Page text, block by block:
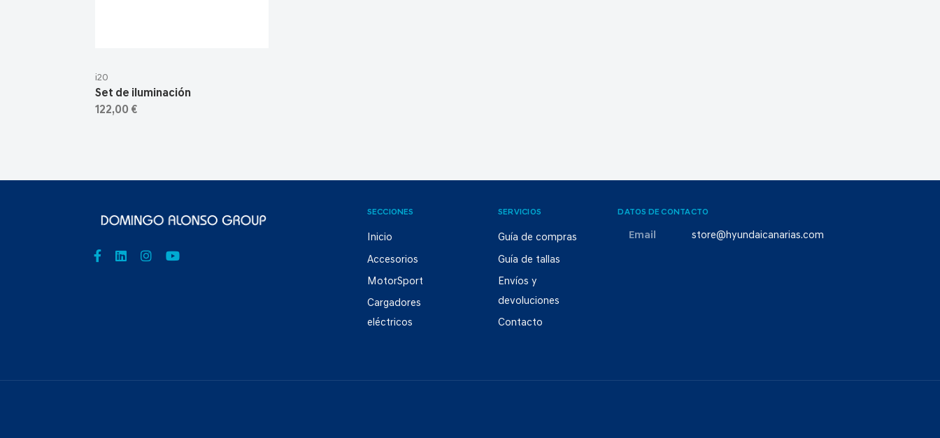
i20
Set de iluminación
122,00 €
SECCIONES
Inicio
Accesorios
MotorSport
Cargadores
eléctricos
SERVICIOS
Guía de compras
Guía de tallas
Envíos y
devoluciones
Contacto
DATOS DE CONTACTO
Email store@hyundaicanarias.com